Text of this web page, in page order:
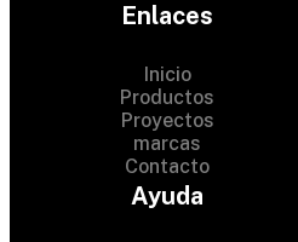
Enlaces
Inicio
Productos
Proyectos
marcas
Contacto
Ayuda